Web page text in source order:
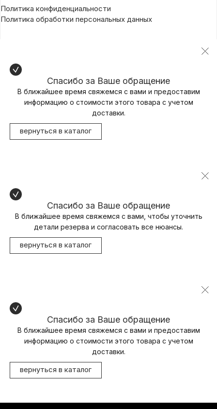
Политика конфиденциальности
Политика обработки персональных данных
Спасибо за Ваше обращение
В ближайшее время свяжемся с вами и предоставим
информацию о стоимости этого товара с учетом
доставки.
вернуться в каталог
Спасибо за Ваше обращение
В ближайшее время свяжемся с вами, чтобы уточнить
детали резерва и согласовать все нюансы.
вернуться в каталог
Спасибо за Ваше обращение
В ближайшее время свяжемся с вами и предоставим
информацию о стоимости этого товара с учетом
доставки.
вернуться в каталог